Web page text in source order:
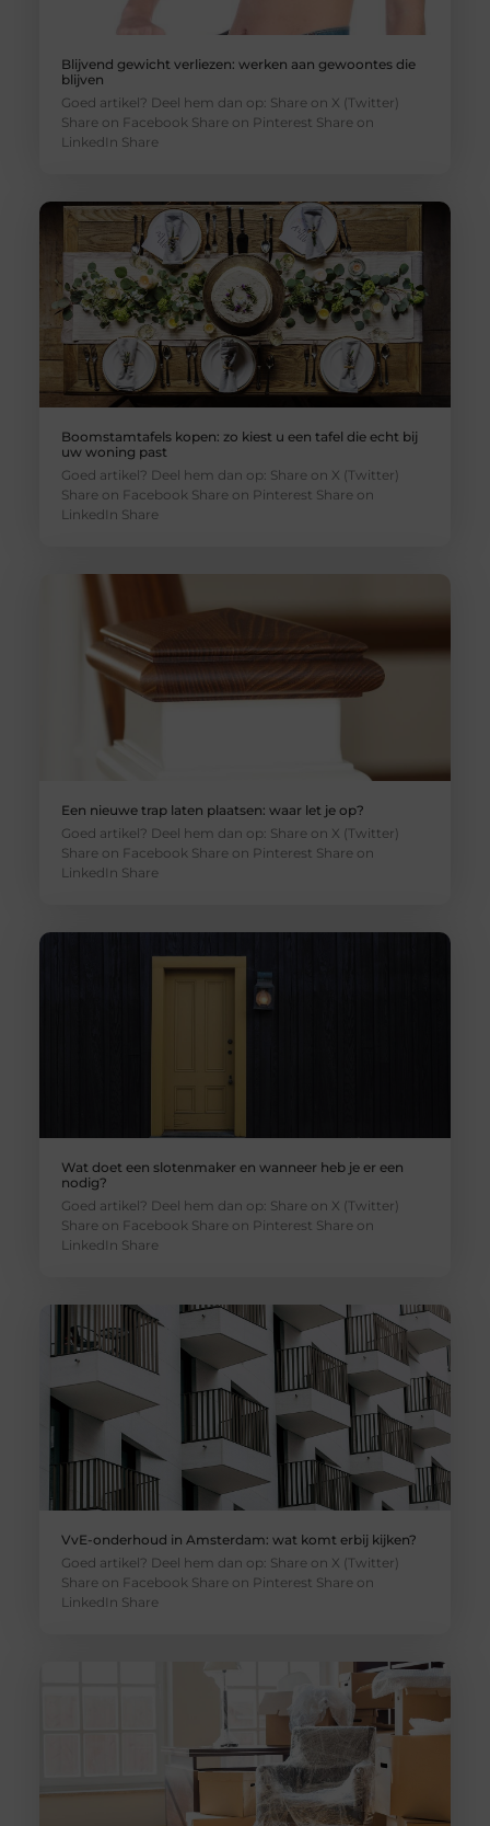
Blijvend gewicht verliezen: werken aan gewoontes die
blijven
Goed artikel? Deel hem dan op: Share on X (Twitter)
Share on Facebook Share on Pinterest Share on
LinkedIn Share
Boomstamtafels kopen: zo kiest u een tafel die echt bij
uw woning past
Goed artikel? Deel hem dan op: Share on X (Twitter)
Share on Facebook Share on Pinterest Share on
LinkedIn Share
Een nieuwe trap laten plaatsen: waar let je op?
Goed artikel? Deel hem dan op: Share on X (Twitter)
Share on Facebook Share on Pinterest Share on
LinkedIn Share
Wat doet een slotenmaker en wanneer heb je er een
nodig?
Goed artikel? Deel hem dan op: Share on X (Twitter)
Share on Facebook Share on Pinterest Share on
LinkedIn Share
VvE-onderhoud in Amsterdam: wat komt erbij kijken?
Goed artikel? Deel hem dan op: Share on X (Twitter)
Share on Facebook Share on Pinterest Share on
LinkedIn Share